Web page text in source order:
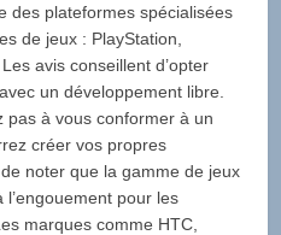
des plateformes spécialisées
de jeux : PlayStation,
avis conseillent d’opter
un développement libre.
pas à vous conformer à un
créer vos propres
noter que la gamme de jeux
l’engouement pour les
marques comme HTC,